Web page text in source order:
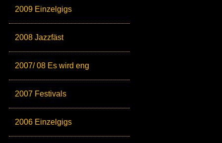
2009 Einzelgigs
2008 Jazzfäst
2007/ 08 Es wird eng
2007 Festivals
2006 Einzelgigs